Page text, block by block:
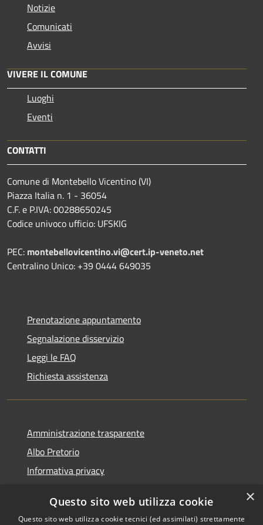
Notizie
Comunicati
Avvisi
VIVERE IL COMUNE
Luoghi
Eventi
CONTATTI
Comune di Montebello Vicentino (VI)
Piazza Italia n. 1 - 36054
C.F. e P.IVA: 00288650245
Codice univoco ufficio: UFSKIG
PEC: montebellovicentino.vi@cert.ip-veneto.net
Centralino Unico: +39 0444 649035
Prenotazione appuntamento
Segnalazione disservizio
Leggi le FAQ
Richiesta assistenza
Amministrazione trasparente
Albo Pretorio
Informativa privacy
Dichiarazione di accessibilità
×
Questo sito web utilizza cookie
Questo sito web utilizza cookie tecnici (ed assimilati) strettamente